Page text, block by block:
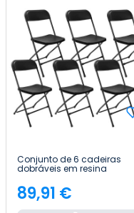
Conjunto de 6 cadeiras
dobráveis em resina
7house
Preço
89,91 €